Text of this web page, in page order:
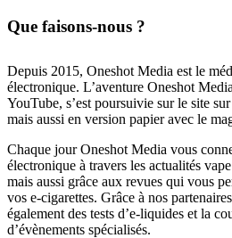
Que faisons-nous ?
Depuis 2015, Oneshot Media est le
électronique. L’aventure Oneshot
YouTube, s’est poursuivie sur le site
mais aussi en version papier avec le
Chaque jour Oneshot Media vous
électronique à travers les actualités
mais aussi grâce aux revues qui vous
vos e-cigarettes. Grâce à nos
également des tests d’e-liquides et la
d’évènements spécialisés.